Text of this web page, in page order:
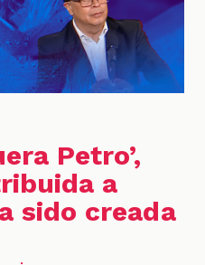
Petro’,
a
sido creada